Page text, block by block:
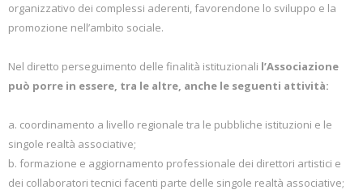
organizzativo dei complessi aderenti, favorendone lo sviluppo e la
promozione nell’ambito sociale.
Nel diretto perseguimento delle finalità istituzionali l’Associazione
può porre in essere, tra le altre, anche le seguenti attività:
a. coordinamento a livello regionale tra le pubbliche istituzioni e le
singole realtà associative;
b. formazione e aggiornamento professionale dei direttori artistici e
dei collaboratori tecnici facenti parte delle singole realtà associative;